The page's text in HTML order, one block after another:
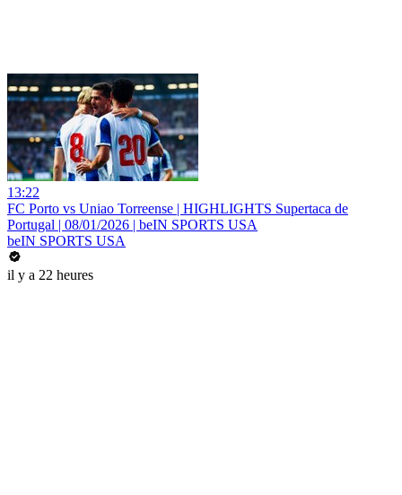
13:22
FC Porto vs Uniao Torreense | HIGHLIGHTS Supertaca de
Portugal | 08/01/2026 | beIN SPORTS USA
beIN SPORTS USA
il y a 22 heures